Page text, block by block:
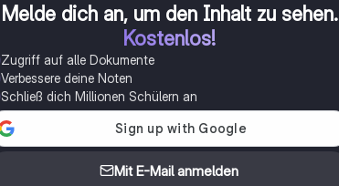
Melde dich an, um den Inhalt zu sehen.
Kostenlos!
Zugriff auf alle Dokumente
Verbessere deine Noten
Schließ dich Millionen Schülern an
Mit E-Mail anmelden